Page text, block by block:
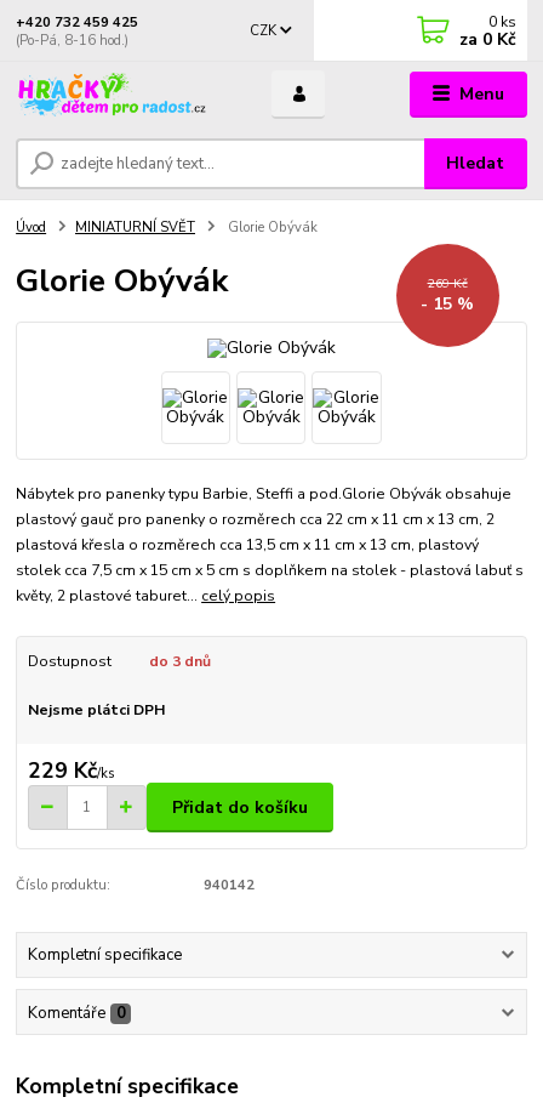
Menu
CZK
Hledat
+420 732 459 425
(Po-Pá, 8-16 hod.)
0 ks
za 0 Kč
Úvod MINIATURNÍ SVĚT Glorie Obývák
Glorie Obývák 269 Kč
- 15 %
Nábytek pro panenky typu Barbie, Steffi a pod.Glorie Obývák obsahuje
plastový gauč pro panenky o rozměrech cca 22 cm x 11 cm x 13 cm, 2
plastová křesla o rozměrech cca 13,5 cm x 11 cm x 13 cm, plastový
stolek cca 7,5 cm x 15 cm x 5 cm s doplňkem na stolek - plastová labuť s
květy, 2 plastové taburet... celý popis
Dostupnost do 3 dnů
Nejsme plátci DPH
229 Kč/ks
Přidat do košíku
Číslo produktu: 940142
Kompletní specifikace
Komentáře 0
Kompletní specifikace